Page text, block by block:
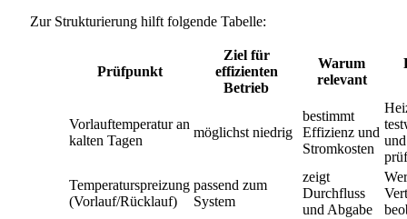
Zur Strukturierung hilft folgende Tabelle:
Prüfpunkt
Ziel für
effizienten
Betrieb
Warum
relevant
Vorlauftemperatur an
kalten Tagen
möglichst niedrig
bestimmt
Effizienz und
Stromkosten
Temperaturspreizung
(Vorlauf/Rücklauf)
passend zum
System
zeigt
Durchfluss
und Abgabe